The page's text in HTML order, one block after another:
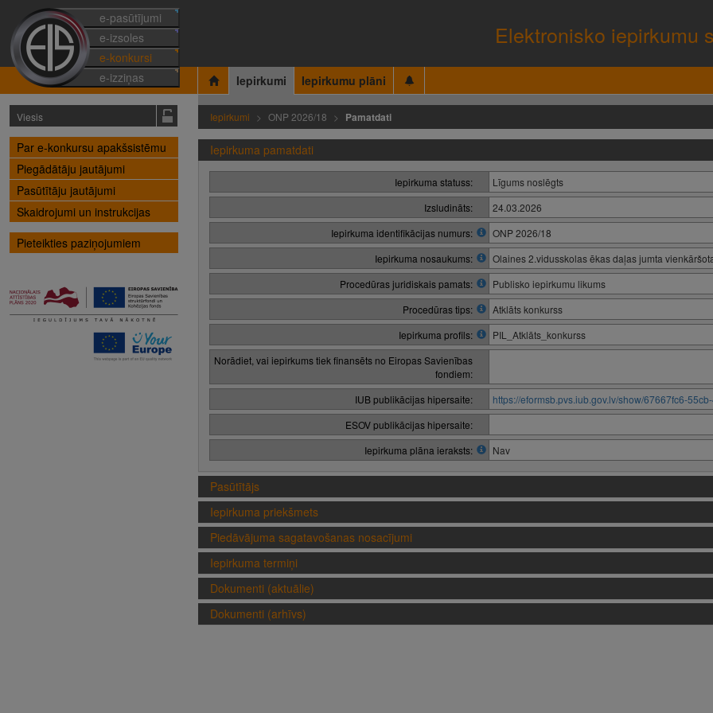
e-pasūtījumi
e-izsoles
e-konkursi
e-izziņas
Elektronisko iepirkumu
Iepirkumi Iepirkumu plāni
Viesis
Par e-konkursu apakšsistēmu
Piegādātāju jautājumi
Pasūtītāju jautājumi
Skaidrojumi un instrukcijas
Pieteikties paziņojumiem
Iepirkumi ONP 2026/18 Pamatdati
Iepirkuma pamatdati
Iepirkuma statuss:
Līgums noslēgts
Izsludināts:
24.03.2026
Iepirkuma identifikācijas numurs:
ONP 2026/18
Iepirkuma nosaukums:
Olaines 2.vidusskolas ēkas daļas jumta
Procedūras juridiskais pamats:
Publisko iepirkumu likums
Procedūras tips:
Atklāts konkurss
Iepirkuma profils:
PIL_Atklāts_konkurss
Norādiet, vai iepirkums tiek finansēts no Eiropas Savienības
fondiem:
IUB publikācijas hipersaite:
https://eformsb.pvs.iub.gov.lv/show/67667fc6-
ESOV publikācijas hipersaite:
Iepirkuma plāna ieraksts:
Nav
Pasūtītājs
Iepirkuma priekšmets
Piedāvājuma sagatavošanas nosacījumi
Iepirkuma termiņi
Dokumenti (aktuālie)
Dokumenti (arhīvs)